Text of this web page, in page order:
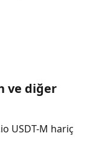
ve diğer
USDT-M hariç